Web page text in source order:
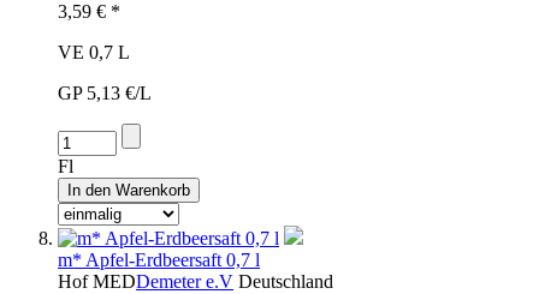
3,59 € *
VE 0,7 L
GP 5,13 €/L
Fl
m* Apfel-Erdbeersaft 0,7 l
Hof MEDDemeter e.V Deutschland